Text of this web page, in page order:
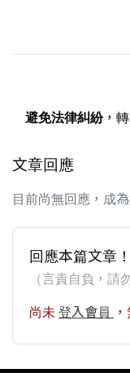
避免法律糾紛，
文章回應
目前尚無回應，成
回應本篇文章！
（言責自負，請
尚未 登入會員